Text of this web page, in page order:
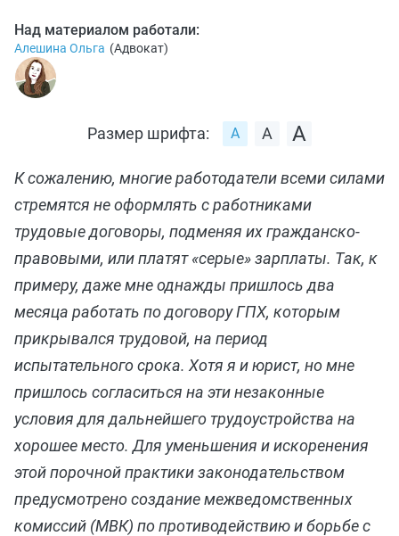
Над материалом работали:
Алешина Ольга (Адвокат)
Размер шрифта:
К сожалению, многие работодатели всеми силами
стремятся не оформлять с работниками
трудовые договоры, подменяя их гражданско-
правовыми, или платят «серые» зарплаты. Так, к
примеру, даже мне однажды пришлось два
месяца работать по договору ГПХ, которым
прикрывался трудовой, на период
испытательного срока. Хотя я и юрист, но мне
пришлось согласиться на эти незаконные
условия для дальнейшего трудоустройства на
хорошее место. Для уменьшения и искоренения
этой порочной практики законодательством
предусмотрено создание межведомственных
комиссий (МВК) по противодействию и борьбе с